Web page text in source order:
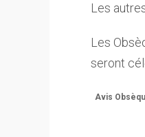
Les
Les
seront
Avis